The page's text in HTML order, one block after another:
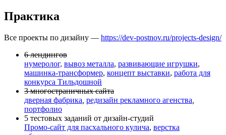
Практика
Все проекты по дизайну — https://dev-postnov.ru/projects-design/
6 лендингов
нумеролог, вывоз металла, развивающие игрушки,
машинка-трансформер, концепт выставки, работа для
конкурса Тильдошной
3 многостраничных сайта
дверная фабрика редизайн рекламного агенства
портфолио
5 тестовых заданий от дизайн-студий
Промо-сайт для пасхального кулича, верстка